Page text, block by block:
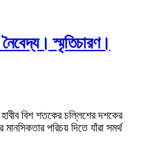
স্মৃতিচারণ।
বিশ শতকের চল্লিশের দশকের
পরিচয় দিতে যাঁরা সমর্থ